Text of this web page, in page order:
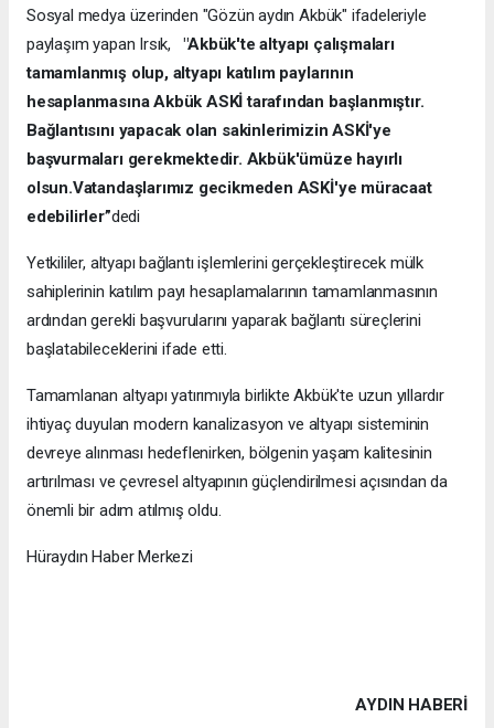
Sosyal medya üzerinden "Gözün aydın Akbük" ifadeleriyle
paylaşım yapan Irsık,
"Akbük'te altyapı çalışmaları
tamamlanmış olup, altyapı katılım paylarının
hesaplanmasına Akbük ASKİ tarafından başlanmıştır.
Bağlantısını yapacak olan sakinlerimizin ASKİ'ye
başvurmaları gerekmektedir. Akbük'ümüze hayırlı
olsun.Vatandaşlarımız gecikmeden ASKİ'ye müracaat
edebilirler”dedi
Yetkililer, altyapı bağlantı işlemlerini gerçekleştirecek mülk
sahiplerinin katılım payı hesaplamalarının tamamlanmasının
ardından gerekli başvurularını yaparak bağlantı süreçlerini
başlatabileceklerini ifade etti.
Tamamlanan altyapı yatırımıyla birlikte Akbük'te uzun yıllardır
ihtiyaç duyulan modern kanalizasyon ve altyapı sisteminin
devreye alınması hedeflenirken, bölgenin yaşam kalitesinin
artırılması ve çevresel altyapının güçlendirilmesi açısından da
önemli bir adım atılmış oldu.
Hüraydın Haber Merkezi
AYDIN HABERİ